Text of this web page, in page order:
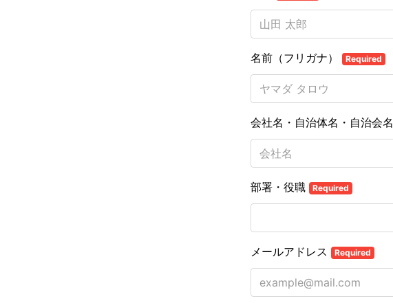
名前（フリガナ） Required
会社名・自治体名・自治会名
部署・役職 Required
メールアドレス Required